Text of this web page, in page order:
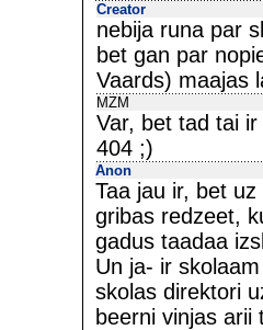
Creator
nebija runa par
bet gan par
Vaards) maajas
MZM
Var, bet tad tai
404 ;)
Anon
Taa jau ir, bet
gribas redzeet,
gadus taadaa
Un ja- ir
skolas direktori
beerni vinjas arii